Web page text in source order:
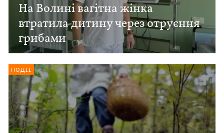
На Волині вагітна жінка
втратила дитину через отруєння
грибами
ПОДІЇ